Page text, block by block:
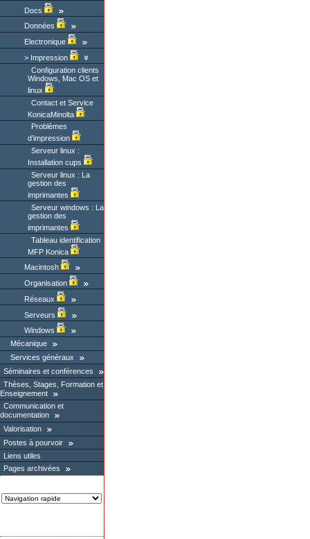
Docs
Données
Electronique
Impression
Configuration clients
Windows, Mac OS et
linux
Contact et Service
KonicaMinolta
Problèmes
d’impression
Serveur linux :
Installation cups
Serveur linux : La
gestion des
imprimantes
Serveur windows : La
gestion des
imprimantes
Tableau identification
MFP Konica
Macintosh
Organisation
Réseaux
Serveurs
Windows
Mécanique
Services généraux
Séminaires et conférences
Thèses, Stages, Formation et
Enseignement
Communication et
documentation
Valorisation
Postes à pourvoir
Liens utiles
Pages archivées